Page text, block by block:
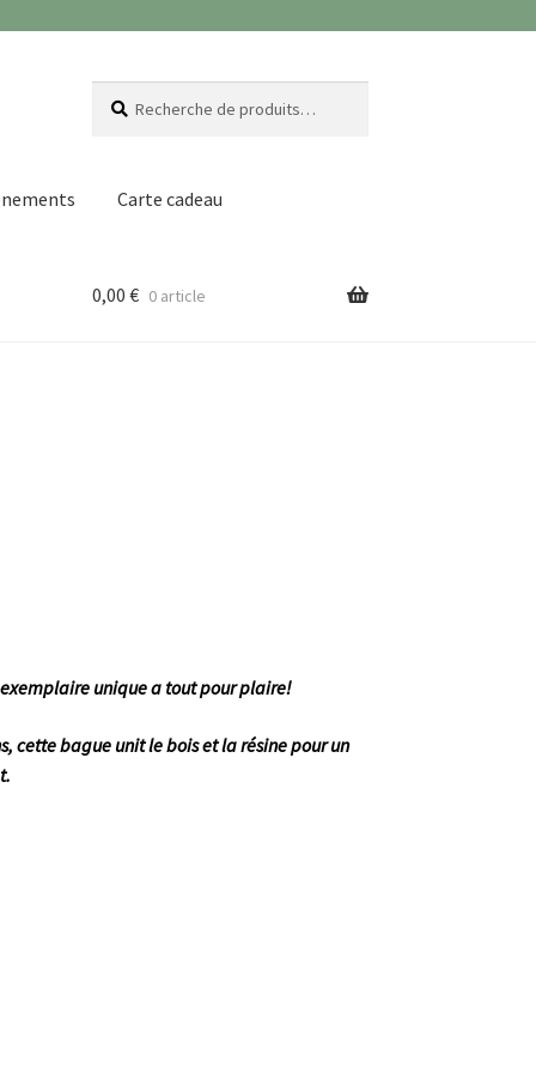
pour :
Carte cadeau
0,00 € 0 article
unique a tout pour plaire!
cette bague unit le bois et la résine pour un